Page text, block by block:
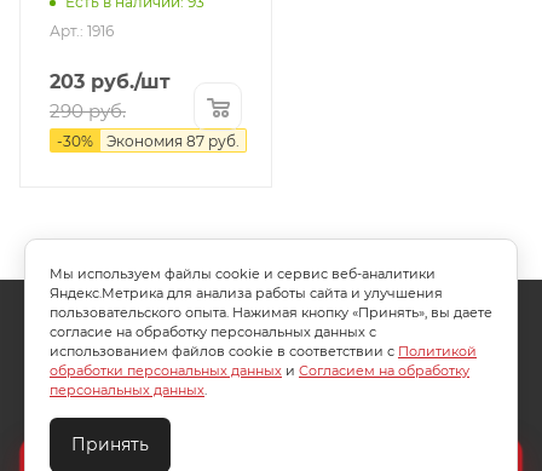
Арт.: 1916
203 руб./шт
290руб.
-30% Экономия 87 руб.
О КОМПАНИИ АКЦИИ КАК КУПИТЬ
УСЛОВИЯ ОПЛАТЫ ДОСТАВКА
ТЕХПОДДЕРЖКА
Мы используем файлы cookie и сервис веб-аналитики
Яндекс.Метрика для анализа работы сайта и улучшения
пользовательского опыта. Нажимая кнопку «Принять», вы даете
согласие на обработку персональных данных с
использованием файлов cookie в соответствии с Политикой
обработки персональных данных и Согласием на обработку
персональных данных.
Принять